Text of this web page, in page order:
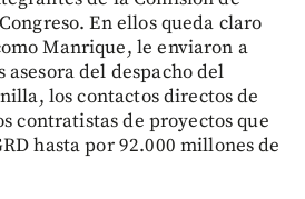
En ellos queda claro
Manrique, le enviaron a
asesora del despacho del
los contactos directos de
contratistas de proyectos que
hasta por 92.000 millones de